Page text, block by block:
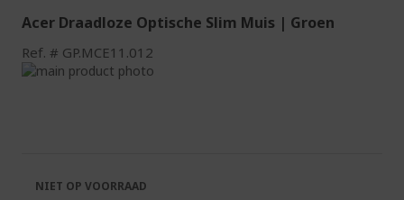
Acer Draadloze Optische Slim Muis | Groen
Ref. GP.MCE11.012
Ga
afbeeldingen-
gallerij
afbeeldingen-
NIET OP VOORRAAD